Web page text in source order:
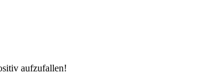
aufzufallen!